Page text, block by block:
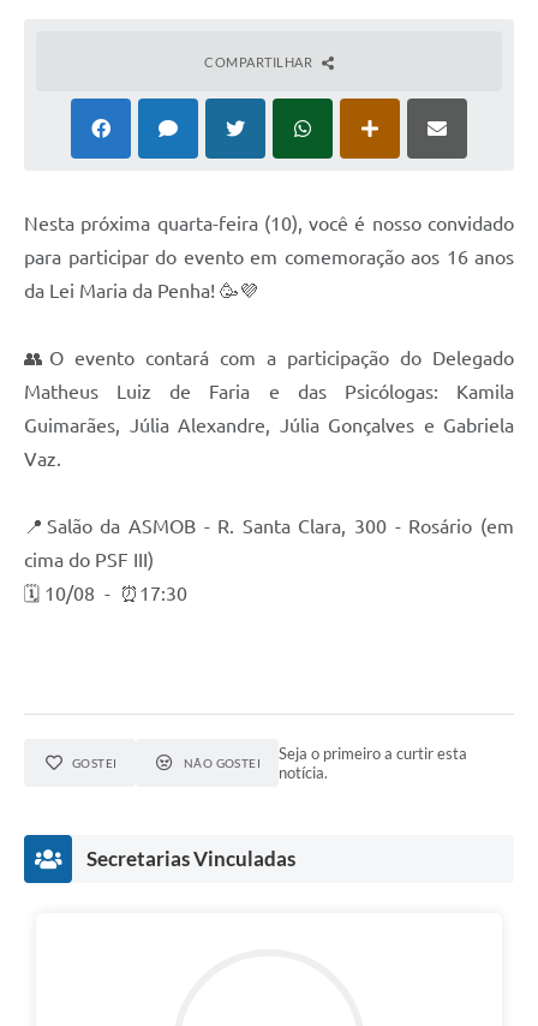
COMPARTILHAR
Nesta próxima quarta-feira (10), você é nosso convidado
para participar do evento em comemoração aos 16 anos
da Lei Maria da Penha! 🥳💜
👥O evento contará com a participação do Delegado
Matheus Luiz de Faria e das Psicólogas: Kamila
Guimarães, Júlia Alexandre, Júlia Gonçalves e Gabriela
Vaz.
📍Salão da ASMOB - R. Santa Clara, 300 - Rosário (em
cima do PSF III)
🗓️ 10/08 - ⏰17:30
GOSTEI NÃO GOSTEI
Seja o primeiro a curtir esta
notícia.
Secretarias Vinculadas